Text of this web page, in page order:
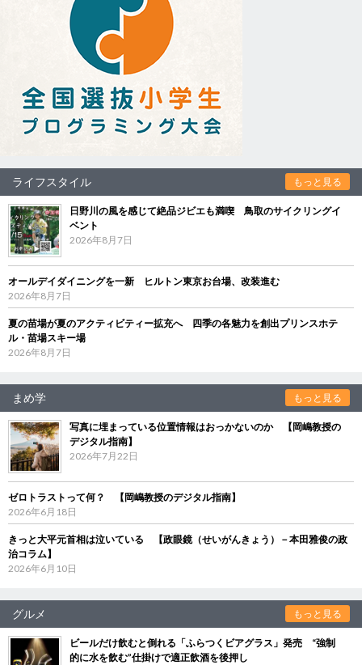
ライフスタイル もっと見る
日野川の風を感じて絶品ジビエも満喫 鳥取のサイクリングイ
ベント
2026年8月7日
オールデイダイニングを一新 ヒルトン東京お台場、改装進む
2026年8月7日
夏の苗場が夏のアクティビティー拡充へ 四季の各魅力を創出プリンスホテ
ル・苗場スキー場
2026年8月7日
まめ学 もっと見る
写真に埋まっている位置情報はおっかないのか 【岡嶋教授の
デジタル指南】
2026年7月22日
ゼロトラストって何？ 【岡嶋教授のデジタル指南】
2026年6月18日
きっと大平元首相は泣いている 【政眼鏡（せいがんきょう）－本田雅俊の政
治コラム】
2026年6月10日
グルメ もっと見る
ビールだけ飲むと倒れる「ふらつくビアグラス」発売 “強制
的に水を飲む”仕掛けで適正飲酒を後押し